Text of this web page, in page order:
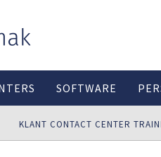
SOFTWARE
KLANT CONTACT CENTER